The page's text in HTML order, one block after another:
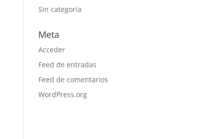
Sin categoría
Meta
Acceder
Feed de entradas
Feed de comentarios
WordPress.org